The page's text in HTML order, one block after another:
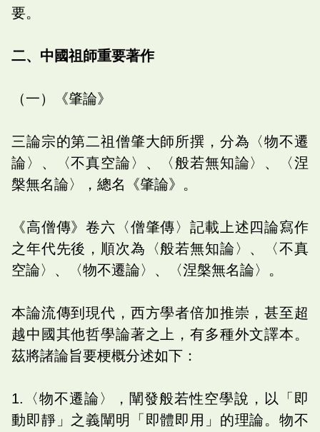
要。
二、中國祖師重要著作
（一）《肇論》
三論宗的第二祖僧肇大師所撰，分為〈物不遷
論〉、〈不真空論〉、〈般若無知論〉、〈涅
槃無名論〉，總名《肇論》。
《高僧傳》卷六〈僧肇傳〉記載上述四論寫作
之年代先後，順次為〈般若無知論〉、〈不真
空論〉、〈物不遷論〉、〈涅槃無名論〉。
本論流傳到現代，西方學者倍加推崇，甚至超
越中國其他哲學論著之上，有多種外文譯本。
茲將諸論旨要梗概分述如下：
1.〈物不遷論〉，闡發般若性空學說，以「即
動即靜」之義闡明「即體即用」的理論。物不